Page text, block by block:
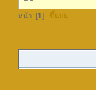
หน้า: [1] ขึ้นบน